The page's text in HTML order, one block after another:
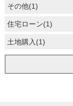
その他(1)
住宅ローン(1)
土地購入(1)